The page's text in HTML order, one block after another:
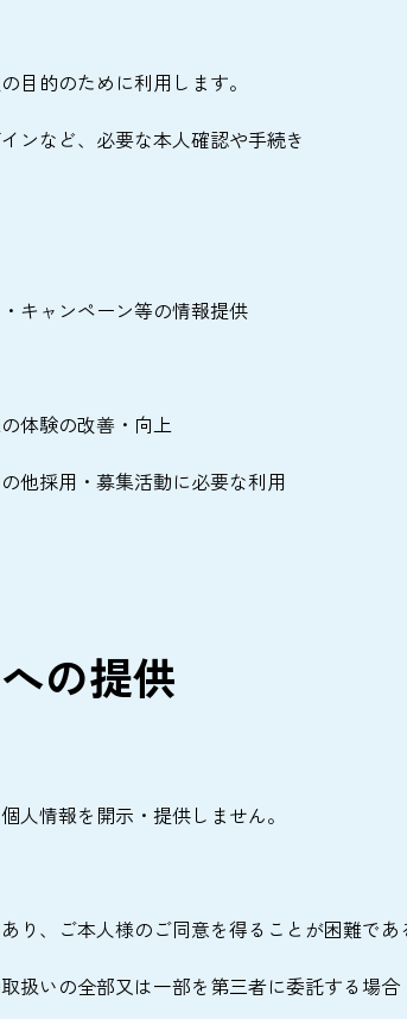
目的のために利用します。
ンなど、必要な本人確認や手続き
キャンペーン等の情報提供
体験の改善・向上
他採用・募集活動に必要な利用
の提供
人情報を開示・提供しません。
り、ご本人様のご同意を得ることが困難であ
扱いの全部又は一部を第三者に委託する場合